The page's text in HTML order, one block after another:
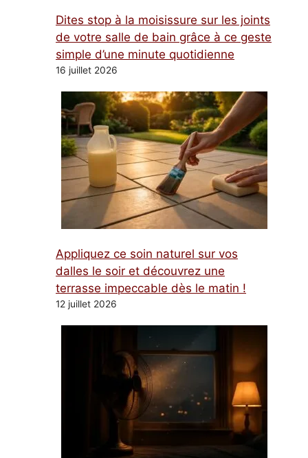
Dites stop à la moisissure sur les joints
de votre salle de bain grâce à ce geste
simple d’une minute quotidienne
16 juillet 2026
Appliquez ce soin naturel sur vos
dalles le soir et découvrez une
terrasse impeccable dès le matin !
12 juillet 2026